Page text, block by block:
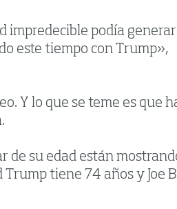
impredecible podía generar
este tiempo con Trump»,
Y lo que se teme es que
de su edad están
tiene 74 años y Joe